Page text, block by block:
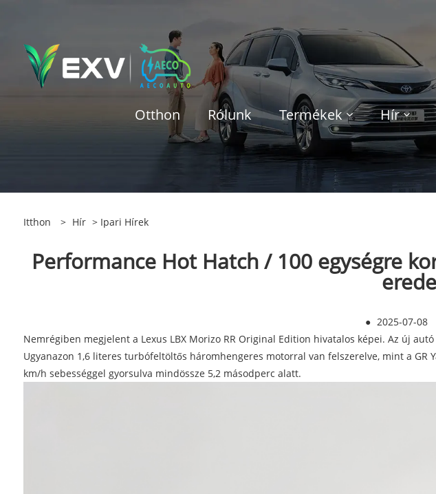
Otthon Rólunk Termékek Hír
Itthon > Hír > Ipari Hírek
Performance Hot Hatch / 100 egységre
● 2025-07-08
Nemrégiben megjelent a Lexus LBX Morizo ​​RR Original Edition hivatalos képei. Az új
Ugyanazon 1,6 literes turbófeltöltős háromhengeres motorral van felszerelve, mint a GR
km/h sebességgel gyorsulva mindössze 5,2 másodperc alatt.